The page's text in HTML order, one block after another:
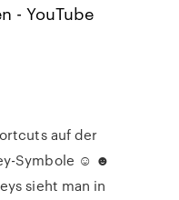
- YouTube
auf der
Symbole ☺ ☻
sieht man in